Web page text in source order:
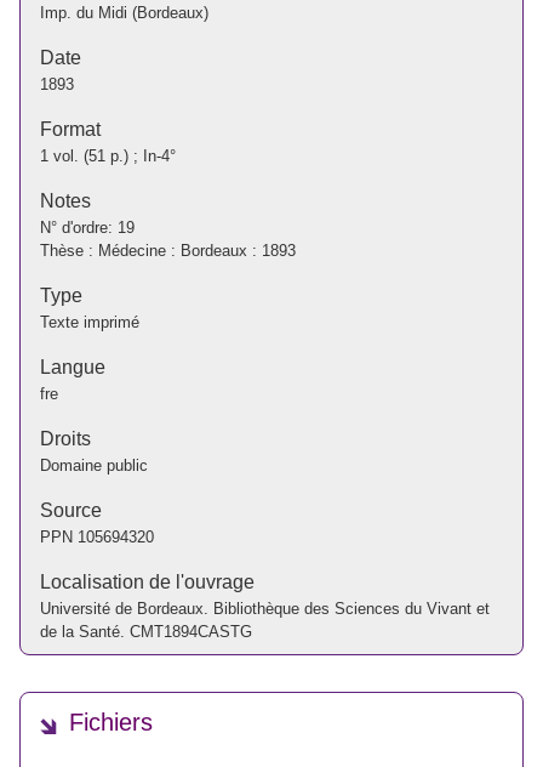
Imp. du Midi (Bordeaux)
Date
1893
Format
1 vol. (51 p.) ; In-4°
Notes
N° d'ordre: 19
Thèse : Médecine : Bordeaux : 1893
Type
Texte imprimé
Langue
fre
Droits
Domaine public
Source
PPN 105694320
Localisation de l'ouvrage
Université de Bordeaux. Bibliothèque des Sciences du Vivant et
de la Santé. CMT1894CASTG
Fichiers